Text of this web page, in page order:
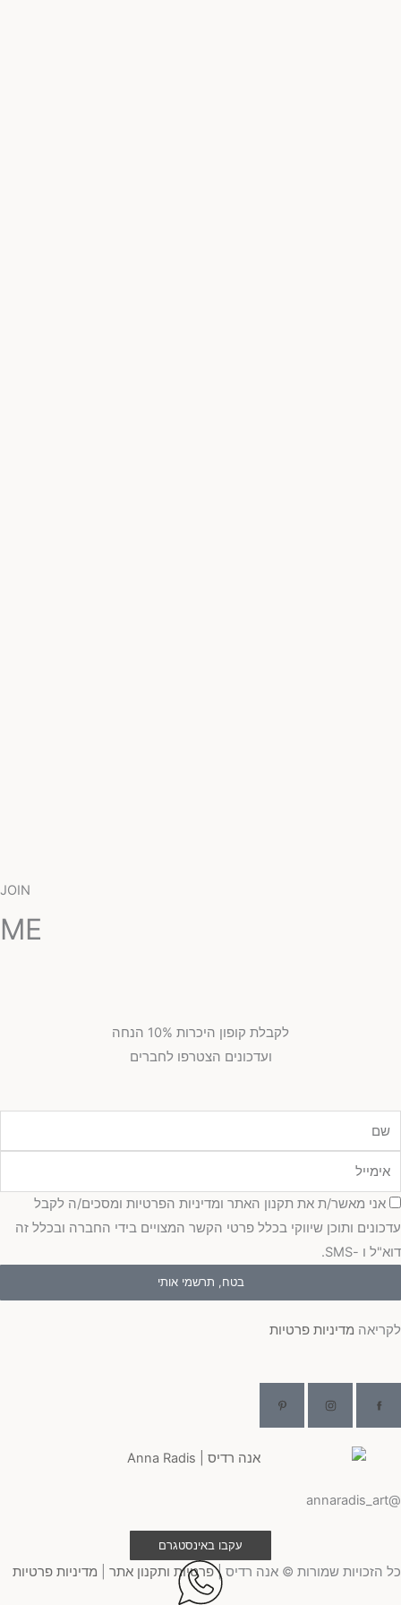
JOIN
ME
לקבלת קופון היכרות 10% הנחה
ועדכונים הצטרפו לחברים
הסכמה
אני מאשר/ת את תקנון האתר ומדיניות הפרטיות ומסכים/ה לקבל
עדכונים ותוכן שיווקי בכלל פרטי הקשר המצויים בידי החברה ובכלל זה
דוא"ל ו -SMS.
בטח, תרשמי אותי
לקריאה מדיניות פרטיות
@annaradis_art
עקבו באינסטגרם
כל הזכויות שמורות © אנה רדיס |פרטיות ותקנון אתר מדיניות פרטיות